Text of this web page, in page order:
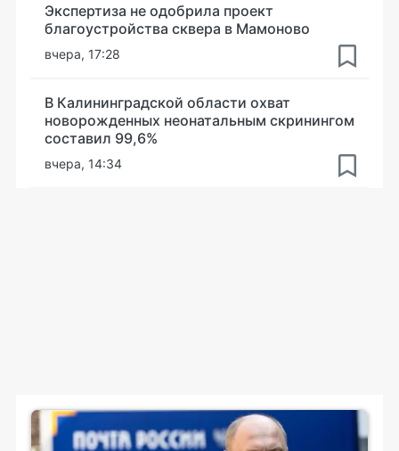
Экспертиза не одобрила проект
благоустройства сквера в Мамоново
вчера, 17:28
В Калининградской области охват
новорожденных неонатальным скринингом
составил 99,6%
вчера, 14:34